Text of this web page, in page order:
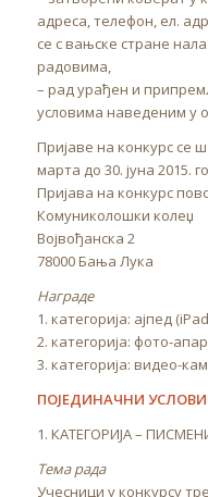
адреса, телефон, ел.
се с вањске стране
радовима,
– рад урађен и
условима наведеним у
Пријаве на конкурс се
марта до 30. јуна 2015.
Пријава на конкурс
Комуниколошки колеџ
Војвођанска 2
78000 Бања Лука
Награде
1. категорија: ајпед
2. категорија: фото-
3. категорија: видео-
ПОЈЕДИНАЧНИ УСЛОВИ
1. КАТЕГОРИЈА –
Тема рада
Учесници у конкурсу